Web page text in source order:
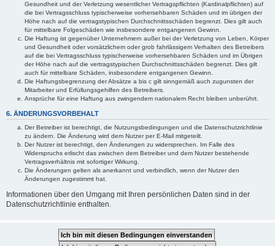
Gesundheit und der Verletzung wesentlicher Vertragspflichten (Kardinalpflichten) auf
die bei Vertragsschluss typischerweise vorhersehbaren Schäden und im übrigen der
Höhe nach auf die vertragstypischen Durchschnittsschäden begrenzt. Dies gilt auch
für mittelbare Folgeschäden wie insbesondere entgangenen Gewinn.
Die Haftung ist gegenüber Unternehmern außer bei der Verletzung von Leben, Körper
und Gesundheit oder vorsätzlichem oder grob fahrlässigem Verhalten des Betreibers
auf die bei Vertragsschluss typischerweise vorhersehbaren Schäden und im Übrigen
der Höhe nach auf die vertragstypischen Durchschnittsschäden begrenzt. Dies gilt
auch für mittelbare Schäden, insbesondere entgangenen Gewinn.
Die Haftungsbegrenzung der Absätze a bis c gilt sinngemäß auch zugunsten der
Mitarbeiter und Erfüllungsgehilfen des Betreibers.
Ansprüche für eine Haftung aus zwingendem nationalem Recht bleiben unberührt.
6. ÄNDERUNGSVORBEHALT
Der Betreiber ist berechtigt, die Nutzungsbedingungen und die Datenschutzrichtlinie
zu ändern. Die Änderung wird dem Nutzer per E-Mail mitgeteilt.
Der Nutzer ist berechtigt, den Änderungen zu widersprechen. Im Falle des
Widerspruchs erlischt das zwischen dem Betreiber und dem Nutzer bestehende
Vertragsverhältnis mit sofortiger Wirkung.
Die Änderungen gelten als anerkannt und verbindlich, wenn der Nutzer den
Änderungen zugestimmt hat.
Informationen über den Umgang mit Ihren persönlichen Daten sind in der
Datenschutzrichtlinie enthalten.